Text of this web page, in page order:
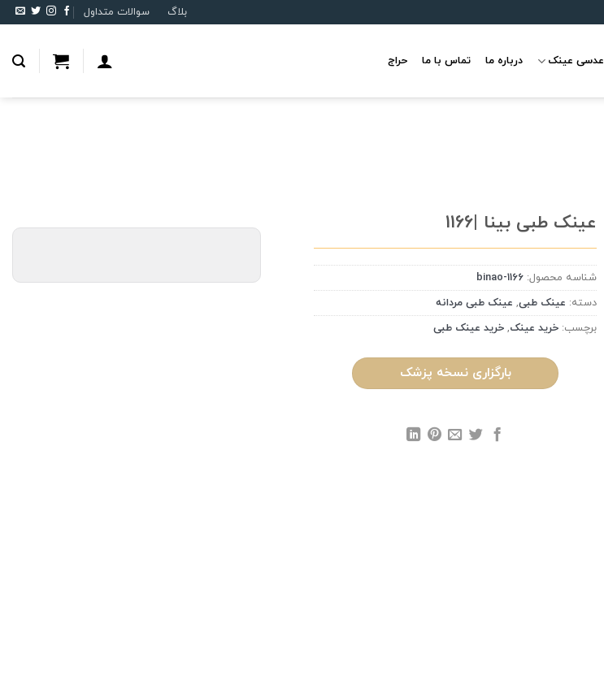
بلاگ سوالات متداول
عدسی عینک درباره ما تماس با ما حراج
عینک طبی بینا |1166
شناسه محصول: binao-1166
دسته: عینک طبی, عینک طبی مردانه
برچسب: خرید عینک, خرید عینک طبی
بارگزاری نسخه پزشک